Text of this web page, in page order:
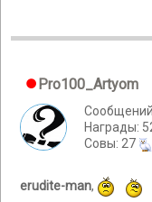
Pro100_Artyom
Награды:
Cовы: 27
erudite-man,